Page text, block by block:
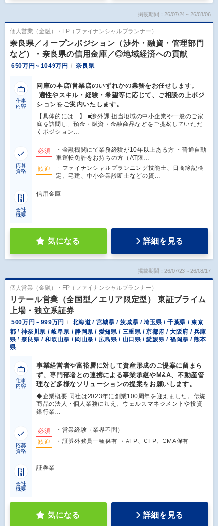
掲載期間：26/07/24～26/08/06
個人営業（金融）・FP（ファイナンシャルプランナー）
奈良県／オープンポジション（渉外・融資・管理部門
など）・奈良県の信用金庫／◎地域経済への貢献
650万円～1049万円 奈良県
仕事
内容
同庫の本店/営業店のいずれかの業務をお任せします。
適性やスキル・経験・希望等に応じて、ご相談の上ポジ
ションをご案内いたします。
【具体的には…】 ■渉外課 担当地域の中小企業や一般のご家
庭を訪問し、預金・融資・金融商品などをご提案していただ
くポジション…
応募
資格
必須
・金融機関にて業務経験が10年以上ある方 ・普通自動
車運転免許をお持ちの方（AT限…
歓迎
・ファイナンシャルプランニング技能士、日商簿記検
定、宅建、中小企業診断士などの資…
会社
概要
信用金庫
気になる 詳細を見る
掲載期間：26/07/23～26/08/17
個人営業（金融）・FP（ファイナンシャルプランナー）
リテール営業（全国型／エリア限定型） 東証プライム
上場・独立系証券
500万円～999万円
北海道 / 宮城県 / 茨城県 / 埼玉県 / 千葉県 / 東京
都 / 神奈川県 / 岐阜県 / 静岡県 / 愛知県 / 三重県 / 京都府 / 大阪府 / 兵庫
県 / 奈良県 / 和歌山県 / 岡山県 / 広島県 / 山口県 / 愛媛県 / 福岡県 / 熊本
県
仕事
内容
事業経営者や富裕層に対して資産形成のご提案に留まら
ず、専門部署との連携による事業承継やM&A、不動産管
理など多様なソリューションの提案をお願いします。
◆企業概要 同社は2023年に創業100周年を迎えました。伝統
商品の法人・個人業務に加え、ウェルスマネジメントや投資
銀行業…
応募
資格
必須
・営業経験（業界不問）
歓迎
・証券外務員一種保有 ・AFP、CFP、CMA保有
会社
概要
証券業
気になる 詳細を見る